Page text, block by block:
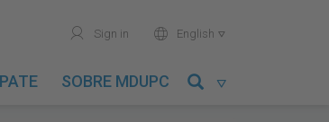
user Sign in world English 
SOBRE MDUPC 